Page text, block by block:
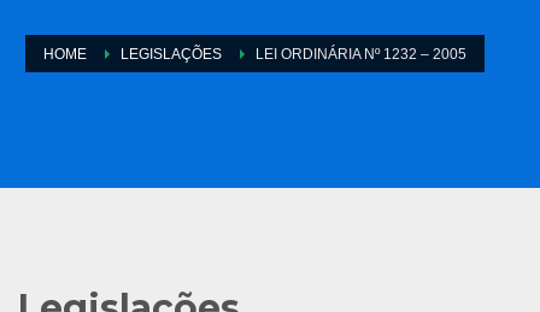
HOME LEGISLAÇÕES LEI ORDINÁRIA Nº 1232 – 2005